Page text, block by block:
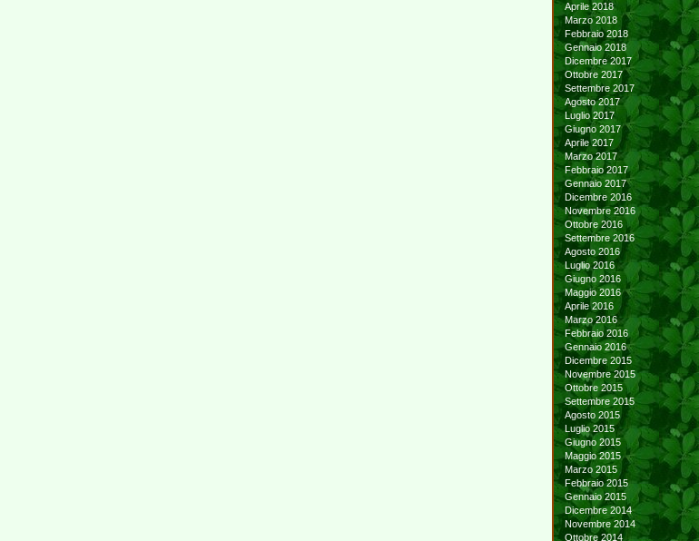
Aprile 2018
Marzo 2018
Febbraio 2018
Gennaio 2018
Dicembre 2017
Ottobre 2017
Settembre 2017
Agosto 2017
Luglio 2017
Giugno 2017
Aprile 2017
Marzo 2017
Febbraio 2017
Gennaio 2017
Dicembre 2016
Novembre 2016
Ottobre 2016
Settembre 2016
Agosto 2016
Luglio 2016
Giugno 2016
Maggio 2016
Aprile 2016
Marzo 2016
Febbraio 2016
Gennaio 2016
Dicembre 2015
Novembre 2015
Ottobre 2015
Settembre 2015
Agosto 2015
Luglio 2015
Giugno 2015
Maggio 2015
Marzo 2015
Febbraio 2015
Gennaio 2015
Dicembre 2014
Novembre 2014
Ottobre 2014